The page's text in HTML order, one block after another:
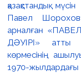
қазақстандық
Павел
арналған
ДӘУІРІ» атты
көрмесінің
1970-